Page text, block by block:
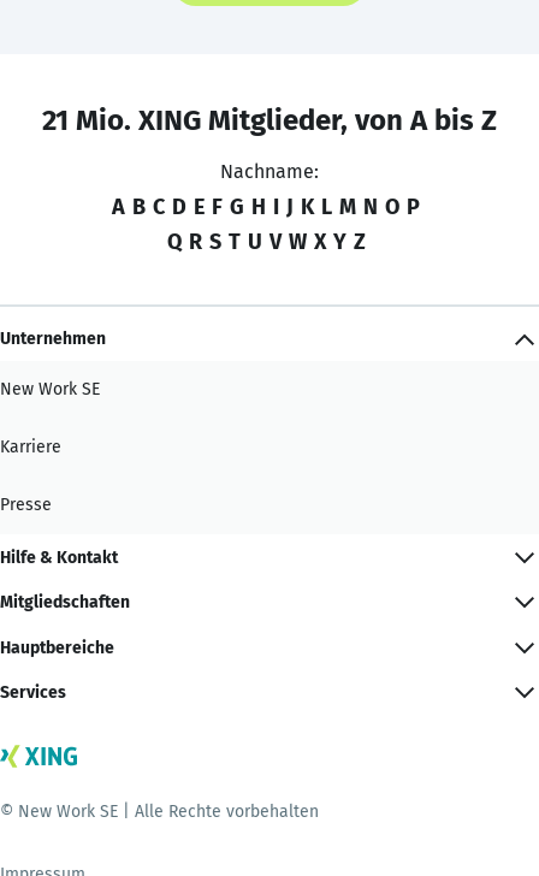
21 Mio. XING Mitglieder, von A bis Z
Nachname:
A B C D E F G H I J K L M N O P
Q R S T U V W X Y Z
Unternehmen
New Work SE
Karriere
Presse
Hilfe & Kontakt
Mitgliedschaften
Hauptbereiche
Services
© New Work SE | Alle Rechte vorbehalten